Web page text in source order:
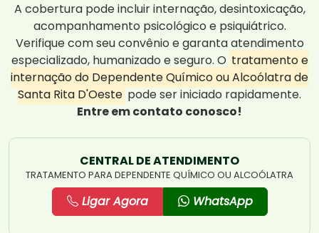
A cobertura pode incluir internação, desintoxicação,
acompanhamento psicológico e psiquiátrico.
Verifique com seu convênio e garanta atendimento
especializado, humanizado e seguro. O tratamento e
internação do Dependente Químico ou Alcoólatra de
Santa Rita D'Oeste pode ser iniciado rapidamente.
Entre em contato conosco!
CENTRAL DE ATENDIMENTO
TRATAMENTO PARA DEPENDENTE QUÍMICO OU ALCOÓLATRA
Ligar Agora WhatsApp